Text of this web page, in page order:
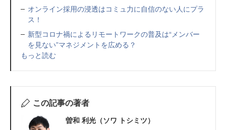
オンライン採用の浸透はコミュ力に自信のない人にプラ
ス！
新型コロナ禍によるリモートワークの普及は“メンバー
を見ない”マネジメントを広める？
もっと読む
この記事の著者
曽和 利光（ソワ トシミツ）